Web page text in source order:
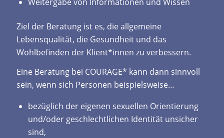
Ziel der Beratung ist es, die allgemeine
Lebensqualität, die Gesundheit und das
Wohlbefinden der Klient*innen zu verbessern.
Eine Beratung bei COURAGE* kann dann sinnvoll
sein, wenn sich Personen beispielsweise…
bezüglich der eigenen sexuellen Orientierung
und/oder geschlechtlichen Identität unsicher
sind,